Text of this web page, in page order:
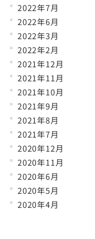
2022年7月
2022年6月
2022年3月
2022年2月
2021年12月
2021年11月
2021年10月
2021年9月
2021年8月
2021年7月
2020年12月
2020年11月
2020年6月
2020年5月
2020年4月